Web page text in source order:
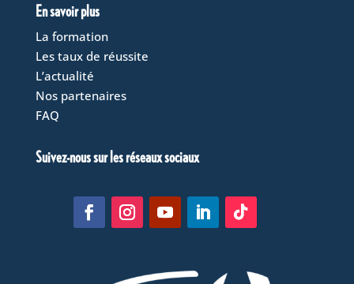
En savoir plus
La formation
Les taux de réussite
L’actualité
Nos partenaires
FAQ
Suivez-nous sur les réseaux sociaux